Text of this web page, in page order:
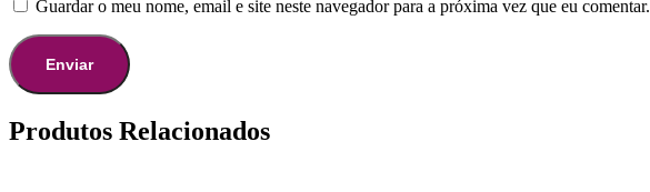
Guardar o meu nome, email e site neste navegador para a próxima vez que eu comentar.
Produtos Relacionados